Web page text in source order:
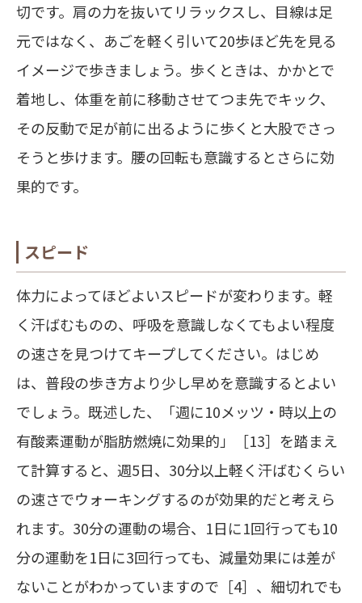
切です。肩の力を抜いてリラックスし、目線は足
元ではなく、 あごを軽く引いて20歩ほど先を見る
イメージで歩きましょう。歩くときは、かかとで
着地し、体重を前に移動させてつま先でキック、
その反動で足が前に出るように歩くと大股でさっ
そうと歩けます。腰の回転も意識するとさらに効
果的です。
スピード
体力によってほどよいスピードが変わります。 軽
く汗ばむものの、呼吸を意識しなくてもよい程度
の速さを見つけてキープしてください。はじめ
は、普段の歩き方より少し早めを意識するとよい
でしょう。既述した、「週に10メッツ・時以上の
有酸素運動が脂肪燃焼に効果的」［13］を踏まえ
て計算すると、週5日、30分以上軽く汗ばむくらい
の速さでウォーキングするのが効果的だと考えら
れます。30分の運動の場合、1日に1回行っても10
分の運動を1日に3回行っても、減量効果には差が
ないことがわかっていますので［4］、細切れでも